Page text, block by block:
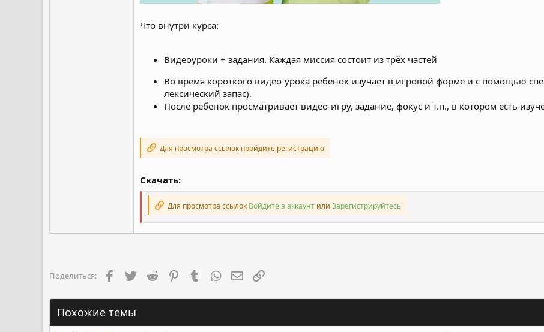
Что внутри курса:
Видеоуроки + задания. Каждая миссия состоит из трёх частей
Во время короткого видео-урока ребенок изучает в игровой форме и с помощью
лексический запас).
После ребенок просматривает видео-игру, задание, фокус и т.п., в котором есть
Для просмотра ссылок пройдите регистрацию
Скачать:
Для просмотра ссылок Войдите в аккаунт или Зарегистрируйтесь
Поделиться: FacebookTwitter Reddit PinterestTumblr WhatsAppЭлектронная почта
Похожие темы